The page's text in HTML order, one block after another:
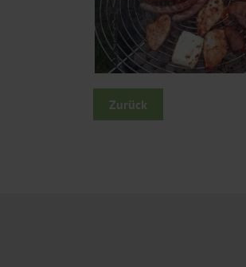
Zurück